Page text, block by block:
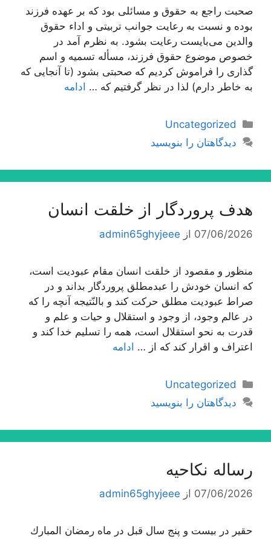
صحبت راجع به حقوق و مسائلی بود كه بر عهده فرزند
بوده و نسبت به رعایت جوانب تربیتی و اداء حقوق
والدین می‌بایست رعایت بشود. به نظرم آمد در
خصوص موضوع حقوق فرزند، مسأله تسمیه و اسم
گذاری را فراموش كردیم كه صحبتی بشود (تا آنجایی كه
به خاطر دارم) لذا در نظر گرفتیم كه … ادامه
دسته‌ها
Uncategorized
دیدگاهتان را بنویسید
هدف پروردگار از خلقت انسان
07/06/2026 از admin65ghyjeee
منظور و مقصود از خلقت انسان مقام عبودیت است،
كه انسان خودش را عبدمطلق پروردگار بداند و در
صراط عبودیت مطلق حركت كند و بالنّتیجه آنچه را كه
در عالم وجود، از وجود و استقلال و حیات و علم و
قدرت به نحو استقلال است، همه را تسلیم خدا كند و
اعتراف و اقرار كند كه از … ادامه
دسته‌ها
Uncategorized
دیدگاهتان را بنویسید
رساله نکاحیه
07/06/2026 از admin65ghyjeee
حقیر در بیست و پنج سال قبل در ماه رمضان المبارك